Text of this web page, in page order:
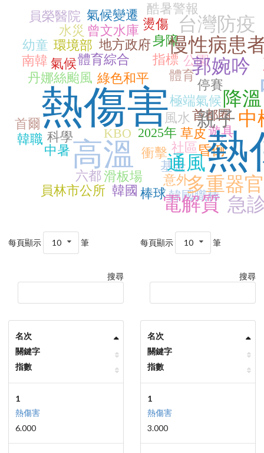
熱傷害
高溫
綠色和平
衝擊
2025年
丹娜絲颱風
氣候 指標
體育綜合
六都
地方政府
體育
曾文水庫
社區
科學
風水
環境部
水災
中暑
極端氣候
氣候變遷
基金
草皮
意外
身障
滑板場
燙傷
南韓
韓國
員榮醫院
首都圈
首爾
遊具
公園
停賽
酷暑警報
員林市公所
KBO
韓職
幼童
棒球韓國職棒
昏倒
每頁顯示 10 筆
搜尋
名次
關鍵字
指數
1
熱傷害
6.000
熱
中
多重器
降溫
郭婉吟
急
慢性病患
電解質
親子
台灣防疫
通風
每頁顯示 10 筆
搜尋
名次
關鍵字
指數
1
熱傷害
3.000